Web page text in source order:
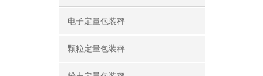
电子定量包装秤
颗粒定量包装秤